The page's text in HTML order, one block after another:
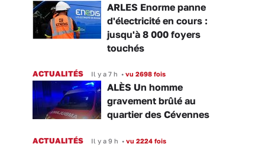
ARLES Enorme panne
d'électricité en cours :
jusqu'à 8 000 foyers
touchés
ACTUALITÉS Il y a 7 h • vu 2698 fois
ALÈS Un homme
gravement brûlé au
quartier des Cévennes
ACTUALITÉS Il y a 9 h • vu 2224 fois